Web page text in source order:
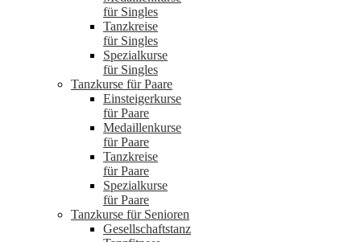
für Singles
Tanzkreise
für Singles
Spezialkurse
für Singles
Tanzkurse für Paare
Einsteigerkurse
für Paare
Medaillenkurse
für Paare
Tanzkreise
für Paare
Spezialkurse
für Paare
Tanzkurse für Senioren
Gesellschaftstanz